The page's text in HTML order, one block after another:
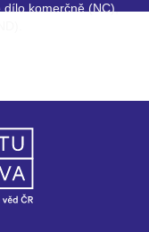
komerčně (NC),